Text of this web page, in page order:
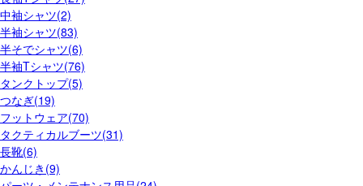
中袖シャツ(2)
半袖シャツ(83)
半そでシャツ(6)
半袖Tシャツ(76)
タンクトップ(5)
つなぎ(19)
フットウェア(70)
タクティカルブーツ(31)
長靴(6)
かんじき(9)